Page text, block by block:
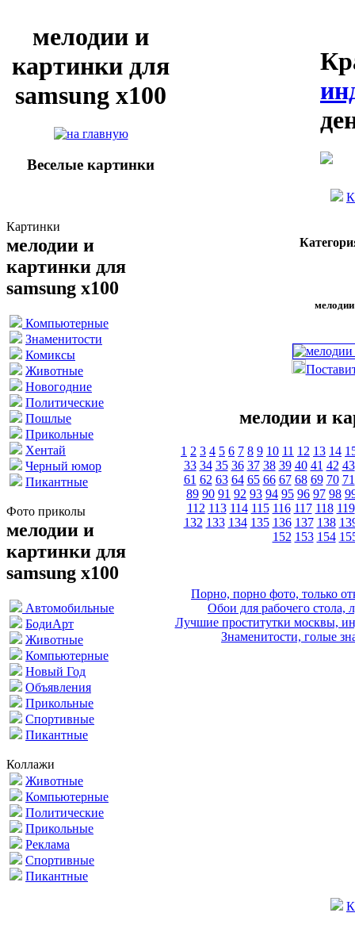
мелодии и
картинки для
samsung x100
Веселые картинки
Картинки
мелодии и
картинки для
samsung x100
Компьютерные
Знаменитости
Комиксы
Животные
Новогодние
Политические
Пошлые
Прикольные
Хентай
Черный юмор
Пикантные
Фото приколы
мелодии и
картинки для
samsung x100
Автомобильные
БодиАрт
Животные
Компьютерные
Новый Год
Объявления
Прикольные
Спортивные
Пикантные
Коллажи
Животные
Компьютерные
Политические
Прикольные
Реклама
Спортивные
Пикантные
мелодии и
1 2 3 4 5 6 7 8 9 10 11 12 13 14
33 34 35 36 37 38 39 40 41 42 43
61 62 63 64 65 66 67 68 69 70 71
89 90 91 92 93 94 95 96 97 98
112 113 114 115 116 117 118 119
132 133 134 135 136 137 138
152 153 154
Порно, порно фото, только
Обои для рабочего стола,
Лучшие проститутки москвы,
Знаменитости, голые